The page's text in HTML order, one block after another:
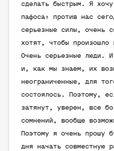
сделать быстрым. Я
пафоса: против нас
серьезные силы, очень
хотят, чтобы произошло
Очень серьезные люди.
и, как мы знаем, их
неограниченные, для
состоялось. Поэтому,
затянут, уверен, все
сомнений, вообще
Поэтому я очень прошу
дня начать совместную